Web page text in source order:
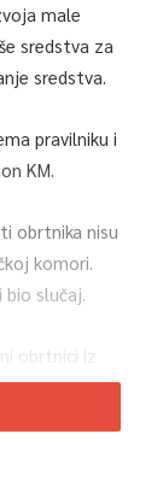
male
sredstva za
sredstva.
pravilniku i
KM.
obrtnika nisu
komori.
slučaj.
obrtnici iz
edukaciju,
navode u